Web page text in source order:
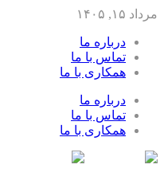
مرداد ۱۵, ۱۴۰۵
درباره ما
تماس با ما
همکاری با ما
درباره ما
تماس با ما
همکاری با ما